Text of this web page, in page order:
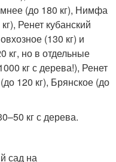
(до 180 кг), Нимфа
Ренет кубанский
(130 кг) и
кг, но в отдельные
кг с дерева!), Ренет
120 кг), Брянское (до
кг с дерева.